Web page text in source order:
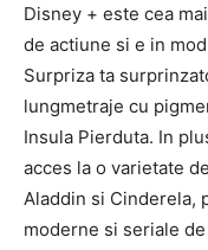
Disney + este cea
de actiune si e in
Surpriza ta
lungmetraje cu
Insula Pierduta. In
acces la o varietate
Aladdin si Cinderela,
moderne si seriale